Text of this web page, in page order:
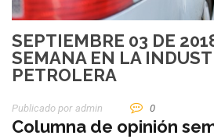
SEPTIEMBRE 03 DE
SEMANA EN LA
PETROLERA
Publicado por Admin 0
Columna de opinión